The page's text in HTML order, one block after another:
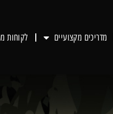
מדריכים מקצועיים לקוחות